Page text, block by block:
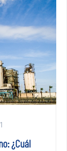
¿Cuál